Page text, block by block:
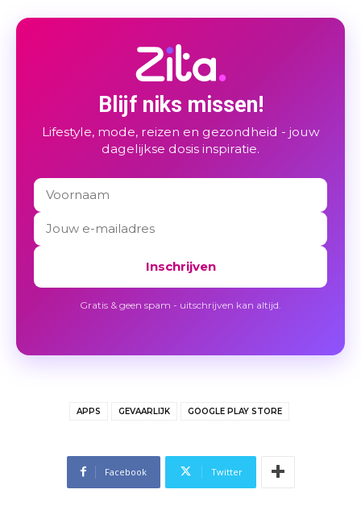
Blijf niks missen!
Lifestyle, mode, reizen en gezondheid - jouw
dagelijkse dosis inspiratie.
Inschrijven
Gratis & geen spam - uitschrijven kan altijd.
APPS GEVAARLIJK GOOGLE PLAY STORE
Facebook Twitter